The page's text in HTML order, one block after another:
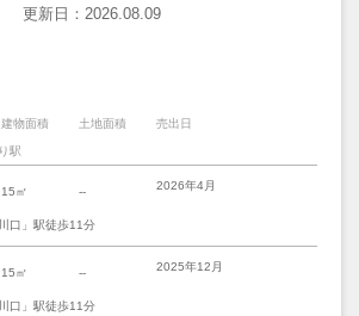
更新日：2026.08.09
売出日
建物面積 土地面積
駅
2026年4月
15㎡ --
川口」駅徒歩11分
2025年12月
15㎡ --
川口」駅徒歩11分